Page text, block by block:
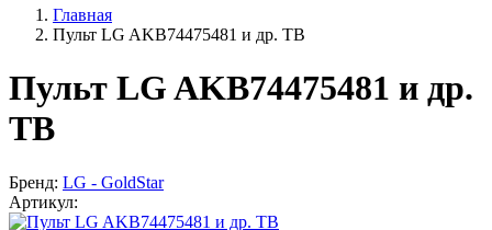
Главная
Пульт LG AKB74475481 и др. ТВ
Пульт LG AKB74475481 и др.
ТВ
Бренд: LG - GoldStar
Артикул: